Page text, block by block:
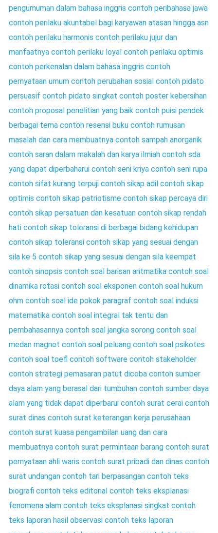
pengumuman dalam bahasa inggris contoh peribahasa jawa
contoh perilaku akuntabel bagi karyawan atasan hingga asn
contoh perilaku harmonis contoh perilaku jujur dan
manfaatnya contoh perilaku loyal contoh perilaku optimis
contoh perkenalan dalam bahasa inggris contoh
pernyataan umum contoh perubahan sosial contoh pidato
persuasif contoh pidato singkat contoh poster kebersihan
contoh proposal penelitian yang baik contoh puisi pendek
berbagai tema contoh resensi buku contoh rumusan
masalah dan cara membuatnya contoh sampah anorganik
contoh saran dalam makalah dan karya ilmiah contoh sda
yang dapat diperbaharui contoh seni kriya contoh seni rupa
contoh sifat kurang terpuji contoh sikap adil contoh sikap
optimis contoh sikap patriotisme contoh sikap percaya diri
contoh sikap persatuan dan kesatuan contoh sikap rendah
hati contoh sikap toleransi di berbagai bidang kehidupan
contoh sikap toleransi contoh sikap yang sesuai dengan
sila ke 5 contoh sikap yang sesuai dengan sila keempat
contoh sinopsis contoh soal barisan aritmatika contoh soal
dinamika rotasi contoh soal eksponen contoh soal hukum
ohm contoh soal ide pokok paragraf contoh soal induksi
matematika contoh soal integral tak tentu dan
pembahasannya contoh soal jangka sorong contoh soal
medan magnet contoh soal peluang contoh soal psikotes
contoh soal toefl contoh software contoh stakeholder
contoh strategi pemasaran patut dicoba contoh sumber
daya alam yang berasal dari tumbuhan contoh sumber daya
alam yang tidak dapat diperbarui contoh surat cerai contoh
surat dinas contoh surat keterangan kerja perusahaan
contoh surat kuasa pengambilan uang dan cara
membuatnya contoh surat permintaan barang contoh surat
pernyataan ahli waris contoh surat pribadi dan dinas contoh
surat undangan contoh tari berpasangan contoh teks
biografi contoh teks editorial contoh teks eksplanasi
fenomena alam contoh teks eksplanasi singkat contoh
teks laporan hasil observasi contoh teks laporan